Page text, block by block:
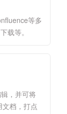
等多
载等。
，并可将
档，打点